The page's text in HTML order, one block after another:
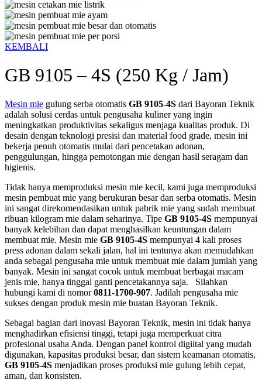
KEMBALI
GB 9105 – 4S (250 Kg / Jam)
Mesin mie gulung serba otomatis GB 9105-4S dari Bayoran Teknik
adalah solusi cerdas untuk pengusaha kuliner yang ingin
meningkatkan produktivitas sekaligus menjaga kualitas produk. Di
desain dengan teknologi presisi dan material food grade, mesin ini
bekerja penuh otomatis mulai dari pencetakan adonan,
penggulungan, hingga pemotongan mie dengan hasil seragam dan
higienis.
Tidak hanya memproduksi mesin mie kecil, kami juga memproduksi
mesin pembuat mie yang berukuran besar dan serba otomatis. Mesin
ini sangat direkomendasikan untuk pabrik mie yang sudah membuat
ribuan kilogram mie dalam seharinya. Tipe GB 9105-4S mempunyai
banyak kelebihan dan dapat menghasilkan keuntungan dalam
membuat mie. Mesin mie GB 9105-4S mempunyai 4 kali proses
press adonan dalam sekali jalan, hal ini tentunya akan memudahkan
anda sebagai pengusaha mie untuk membuat mie dalam jumlah yang
banyak. Mesin ini sangat cocok untuk membuat berbagai macam
jenis mie, hanya tinggal ganti pencetakannya saja. Silahkan
hubungi kami di nomor0811-1700-907. Jadilah pengusaha mie
sukses dengan produk mesin mie buatan Bayoran Teknik.
Sebagai bagian dari inovasi Bayoran Teknik, mesin ini tidak hanya
menghadirkan efisiensi tinggi, tetapi juga memperkuat citra
profesional usaha Anda. Dengan panel kontrol digiital yang mudah
digunakan, kapasitas produksi besar, dan sistem keamanan otomatis,
GB 9105-4S menjadikan proses produksi mie gulung lebih cepat,
aman, dan konsisten.